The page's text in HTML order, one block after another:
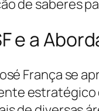
de saberes
e a
França se
estratégico